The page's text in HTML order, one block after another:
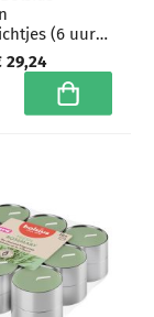
(6 uur)
-
29,24
In